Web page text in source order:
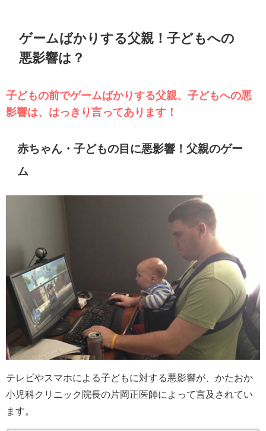
ゲームばかりする父親！子どもへの
悪影響は？
子どもの前でゲームばかりする父親、子どもへの悪
影響は、はっきり言ってあります！
赤ちゃん・子どもの目に悪影響！父親のゲー
ム
テレビやスマホによる子どもに対する悪影響が、かたおか
小児科クリニック院長の片岡正医師によって言及されてい
ます。